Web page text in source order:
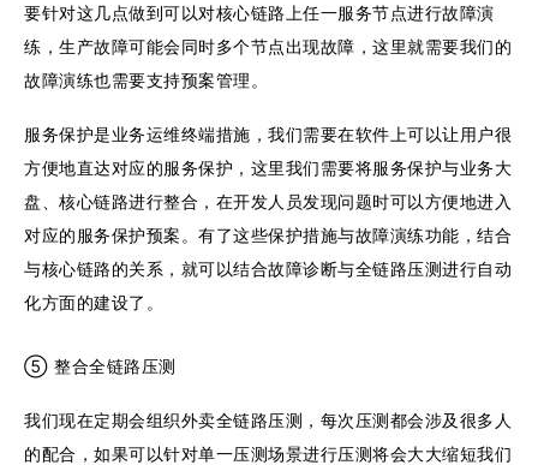
要针对这几点做到可以对核心链路上任一服务节点进行故障演
练，生产故障可能会同时多个节点出现故障，这里就需要我们的
故障演练也需要支持预案管理。
服务保护是业务运维终端措施，我们需要在软件上可以让用户很
方便地直达对应的服务保护，这里我们需要将服务保护与业务大
盘、核心链路进行整合，在开发人员发现问题时可以方便地进入
对应的服务保护预案。有了这些保护措施与故障演练功能，结合
与核心链路的关系，就可以结合故障诊断与全链路压测进行自动
化方面的建设了。
⑤ 整合全链路压测
我们现在定期会组织外卖全链路压测，每次压测都会涉及很多人
的配合，如果可以针对单一压测场景进行压测将会大大缩短我们